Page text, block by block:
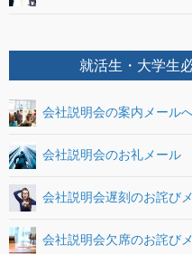
就活生・大学生
会社説明会の案内メール
会社説明会のお礼メール
会社説明会遅刻のお詫び
会社説明会欠席のお詫び